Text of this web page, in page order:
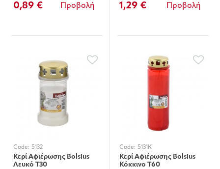
0,89 € Προβολή 1,29 € Προβολή
Code: 5132
Κερί Αφιέρωσης Bolsius
Λευκό T30
Code: 5131K
Κερί Αφιέρωσης Bolsius
Κόκκινο T60